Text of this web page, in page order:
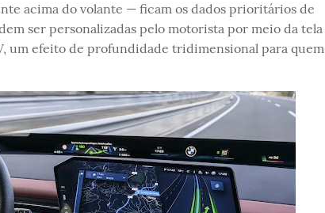
acima do volante — ficam os dados prioritários de
ser personalizadas pelo motorista por meio da tela
um efeito de profundidade tridimensional para quem